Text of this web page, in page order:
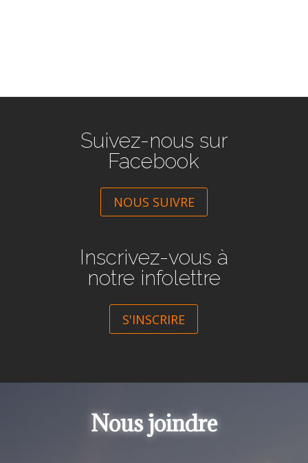
Suivez-nous sur
Facebook
NOUS SUIVRE
Inscrivez-vous à
notre infolettre
S'INSCRIRE
Nous joindre